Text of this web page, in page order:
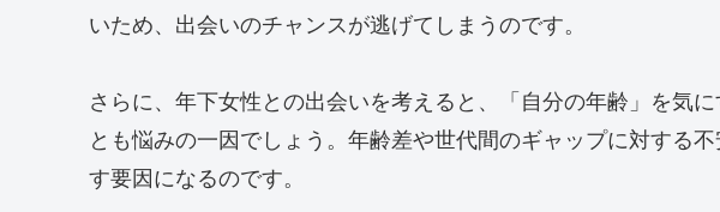
いため、出会いのチャンスが逃げてしまうのです。
さらに、年下女性との出会いを考えると、「自分の年齢」を気
とも悩みの一因でしょう。年齢差や世代間のギャップに対する
す要因になるのです。